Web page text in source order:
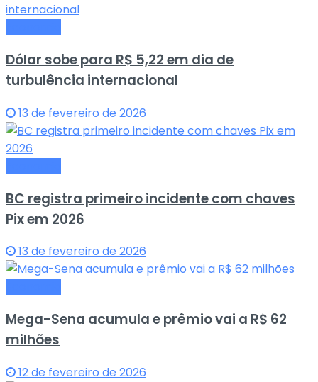
Dólar sobe para R$ 5,22 em dia de
turbulência internacional
13 de fevereiro de 2026
BC registra primeiro incidente com chaves
Pix em 2026
13 de fevereiro de 2026
Mega-Sena acumula e prêmio vai a R$ 62
milhões
12 de fevereiro de 2026